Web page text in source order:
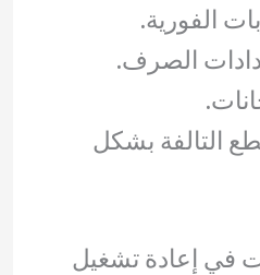
الفورية.
الصرف.
التالفة بشكل
في إعادة تشغيل